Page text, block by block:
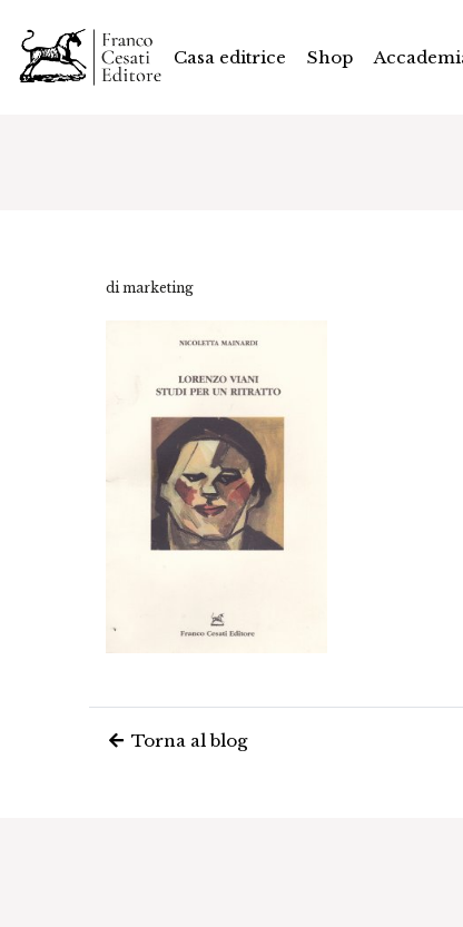
Casa editrice Shop
di marketing
Torna al blog